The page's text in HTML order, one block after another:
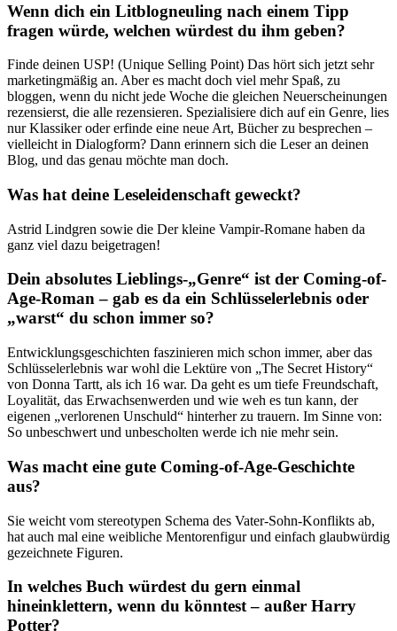
Wenn dich ein Litblogneuling nach einem Tipp
fragen würde, welchen würdest du ihm geben?
Finde deinen USP! (Unique Selling Point) Das hört sich jetzt sehr
marketingmäßig an. Aber es macht doch viel mehr Spaß, zu
bloggen, wenn du nicht jede Woche die gleichen Neuerscheinungen
rezensierst, die alle rezensieren. Spezialisiere dich auf ein Genre, lies
nur Klassiker oder erfinde eine neue Art, Bücher zu besprechen –
vielleicht in Dialogform? Dann erinnern sich die Leser an deinen
Blog, und das genau möchte man doch.
Was hat deine Leseleidenschaft geweckt?
Astrid Lindgren sowie die Der kleine Vampir-Romane haben da
ganz viel dazu beigetragen!
Dein absolutes Lieblings-„Genre“ ist der Coming-of-
Age-Roman – gab es da ein Schlüsselerlebnis oder
„warst“ du schon immer so?
Entwicklungsgeschichten faszinieren mich schon immer, aber das
Schlüsselerlebnis war wohl die Lektüre von „The Secret History“
von Donna Tartt, als ich 16 war. Da geht es um tiefe Freundschaft,
Loyalität, das Erwachsenwerden und wie weh es tun kann, der
eigenen „verlorenen Unschuld“ hinterher zu trauern. Im Sinne von:
So unbeschwert und unbescholten werde ich nie mehr sein.
Was macht eine gute Coming-of-Age-Geschichte
aus?
Sie weicht vom stereotypen Schema des Vater-Sohn-Konflikts ab,
hat auch mal eine weibliche Mentorenfigur und einfach glaubwürdig
gezeichnete Figuren.
In welches Buch würdest du gern einmal
hineinklettern, wenn du könntest – außer Harry
Potter?